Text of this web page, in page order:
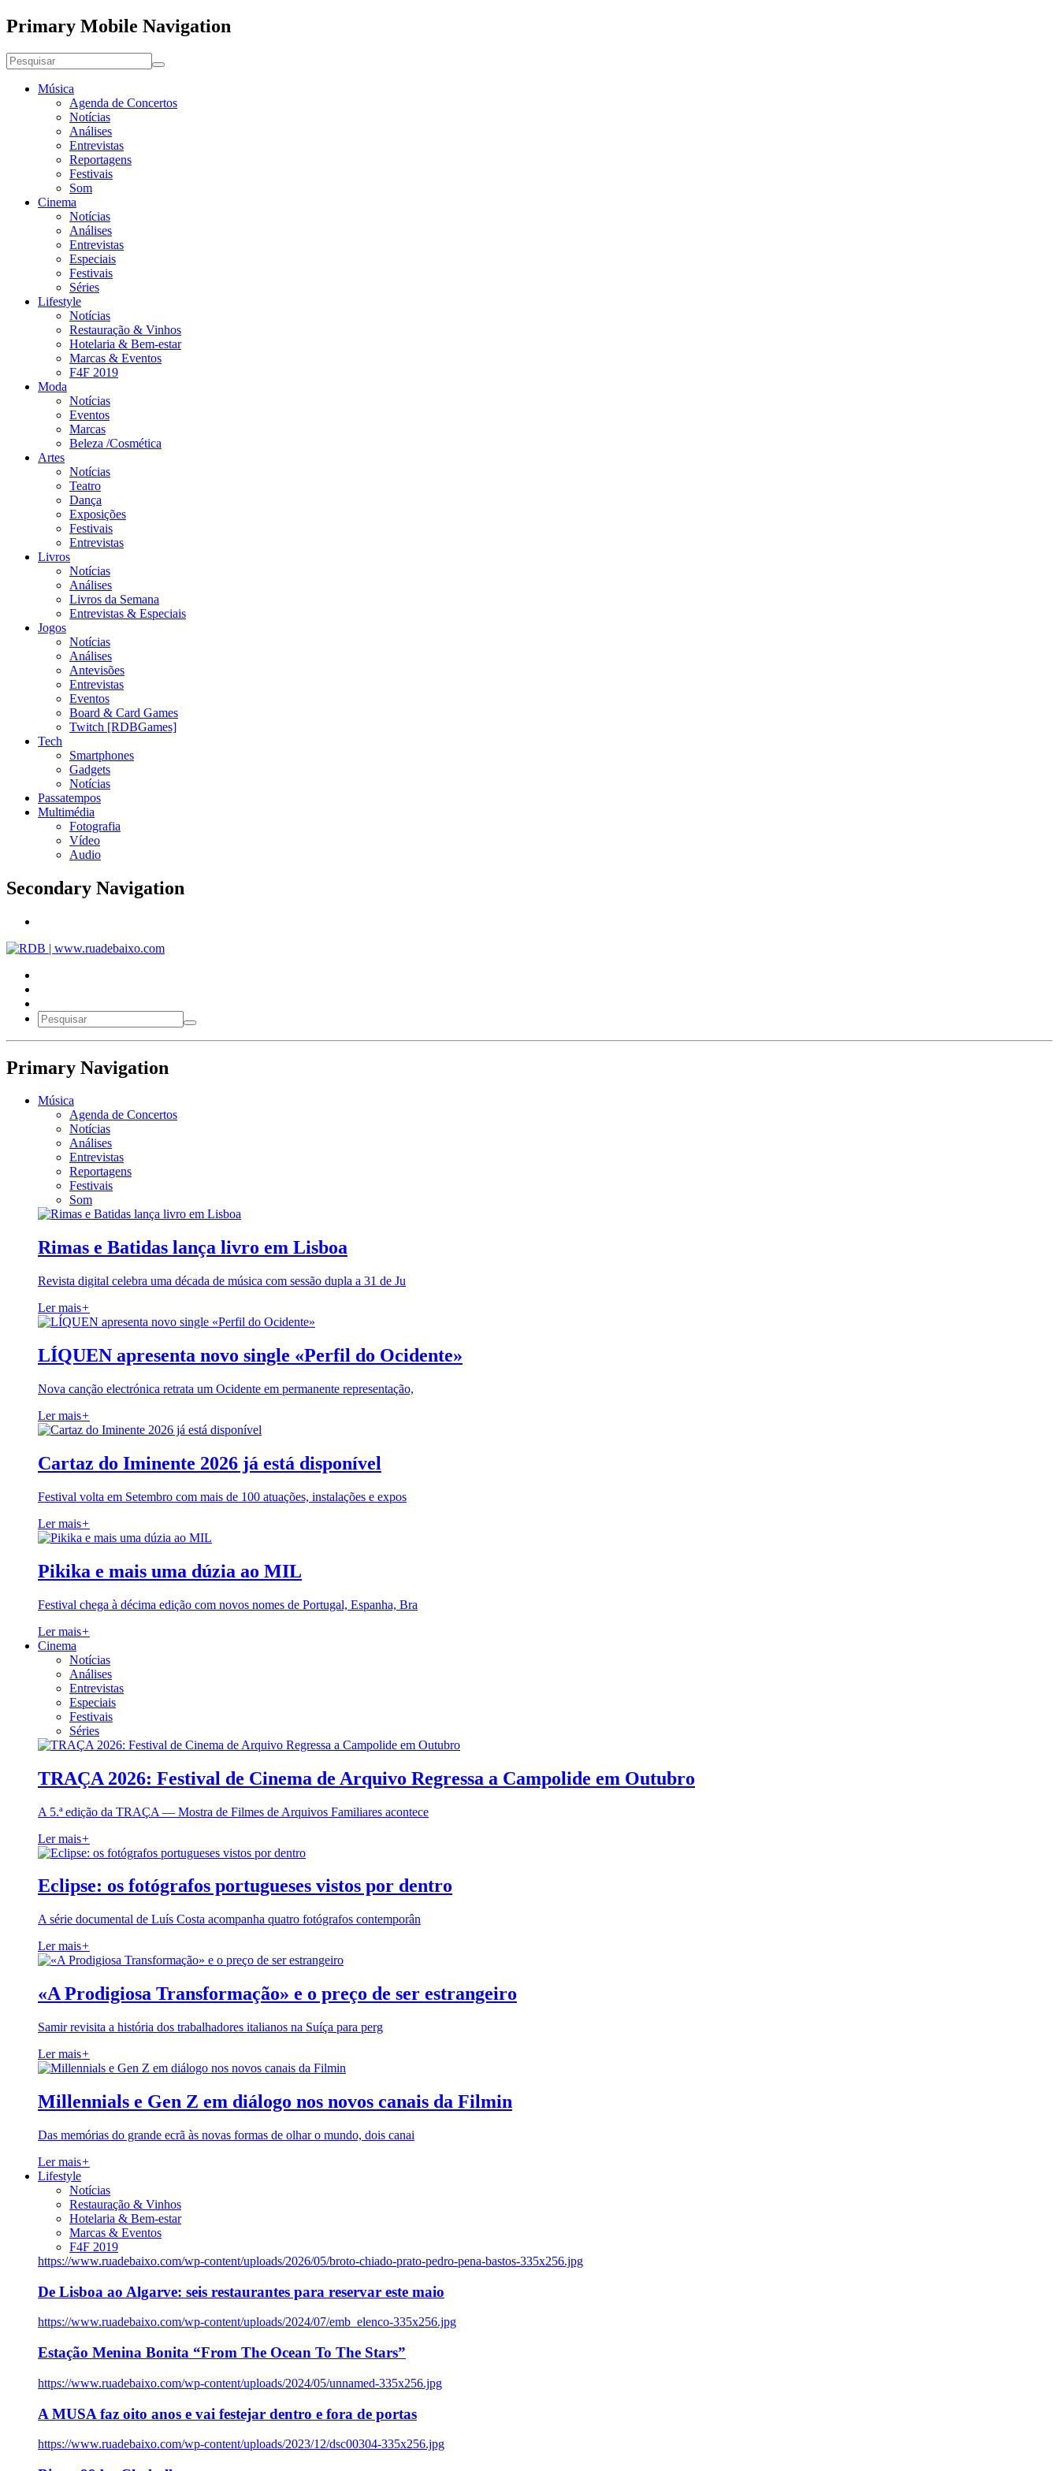
Primary Mobile Navigation
Música
Agenda de Concertos
Notícias
Análises
Entrevistas
Reportagens
Festivais
Som
Cinema
Notícias
Análises
Entrevistas
Especiais
Festivais
Séries
Lifestyle
Notícias
Restauração & Vinhos
Hotelaria & Bem-estar
Marcas & Eventos
F4F 2019
Moda
Notícias
Eventos
Marcas
Beleza /Cosmética
Artes
Notícias
Teatro
Dança
Exposições
Festivais
Entrevistas
Livros
Notícias
Análises
Livros da Semana
Entrevistas & Especiais
Jogos
Notícias
Análises
Antevisões
Entrevistas
Eventos
Board & Card Games
Twitch [RDBGames]
Tech
Smartphones
Gadgets
Notícias
Passatempos
Multimédia
Fotografia
Vídeo
Audio
Secondary Navigation
Primary Navigation
Música
Agenda de Concertos
Notícias
Análises
Entrevistas
Reportagens
Festivais
Som
Rimas e Batidas lança livro em Lisboa
Revista digital celebra uma década de música com sessão dupla a 31 de Ju
Ler mais+
LÍQUEN apresenta novo single «Perfil do Ocidente»
Nova canção electrónica retrata um Ocidente em permanente representação,
Ler mais+
Cartaz do Iminente 2026 já está disponível
Festival volta em Setembro com mais de 100 atuações, instalações e expos
Ler mais+
Pikika e mais uma dúzia ao MIL
Festival chega à décima edição com novos nomes de Portugal, Espanha, Bra
Ler mais+
Cinema
Notícias
Análises
Entrevistas
Especiais
Festivais
Séries
TRAÇA 2026: Festival de Cinema de Arquivo Regressa a Campolide em Outubro
A 5.ª edição da TRAÇA — Mostra de Filmes de Arquivos Familiares acontece
Ler mais+
Eclipse: os fotógrafos portugueses vistos por dentro
A série documental de Luís Costa acompanha quatro fotógrafos contemporân
Ler mais+
«A Prodigiosa Transformação» e o preço de ser estrangeiro
Samir revisita a história dos trabalhadores italianos na Suíça para perg
Ler mais+
Millennials e Gen Z em diálogo nos novos canais da Filmin
Das memórias do grande ecrã às novas formas de olhar o mundo, dois canai
Ler mais+
Lifestyle
Notícias
Restauração & Vinhos
Hotelaria & Bem-estar
Marcas & Eventos
F4F 2019
https://www.ruadebaixo.com/wp-content/uploads/2026/05/broto-chiado-prato-pedro-pena-bastos-335x256.jpg
De Lisboa ao Algarve: seis restaurantes para reservar este maio
https://www.ruadebaixo.com/wp-content/uploads/2024/07/emb_elenco-335x256.jpg
Estação Menina Bonita “From The Ocean To The Stars”
https://www.ruadebaixo.com/wp-content/uploads/2024/05/unnamed-335x256.jpg
A MUSA faz oito anos e vai festejar dentro e fora de portas
https://www.ruadebaixo.com/wp-content/uploads/2023/12/dsc00304-335x256.jpg